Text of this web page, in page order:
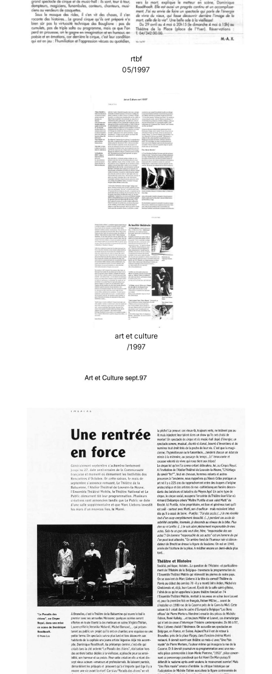
rtbf
05/1997
art et culture
/1997